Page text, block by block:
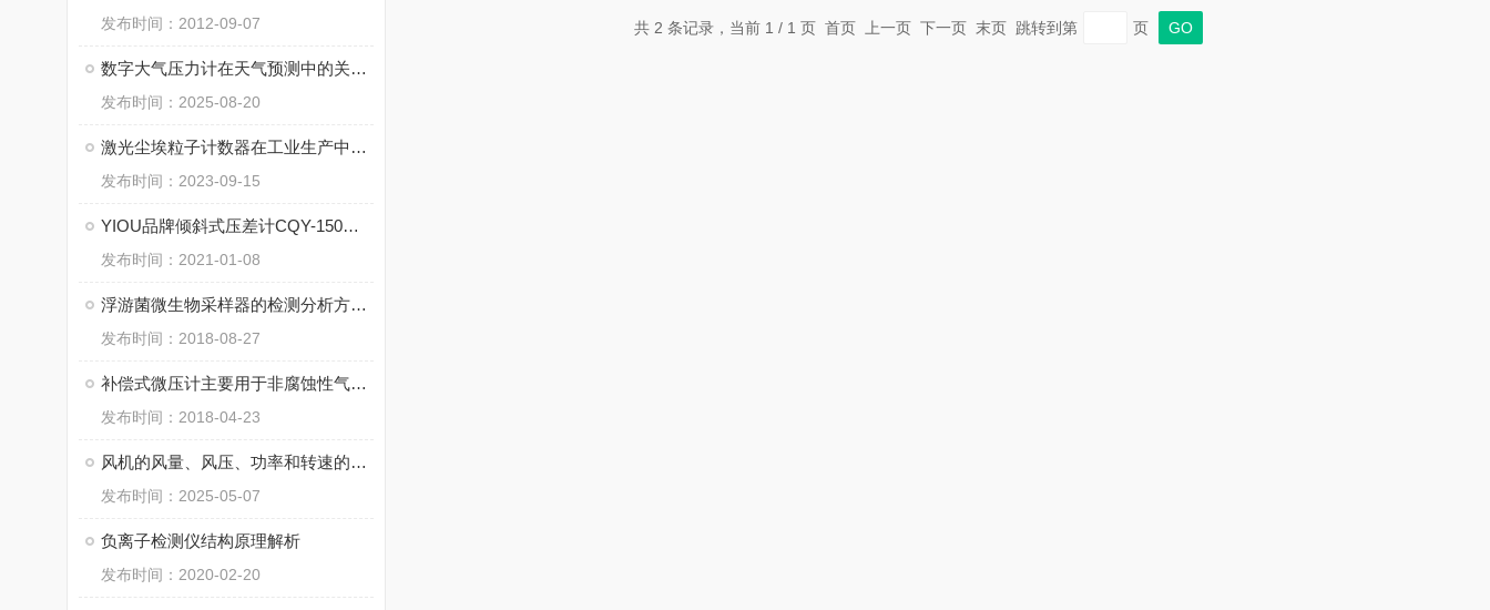
发布时间：2012-09-07
数字大气压力计在天气预测中的关键角色
发布时间：2025-08-20
激光尘埃粒子计数器在工业生产中的应用
发布时间：2023-09-15
YIOU品牌倾斜式压差计CQY-150参数
发布时间：2021-01-08
浮游菌微生物采样器的检测分析方式原来是这样的
发布时间：2018-08-27
补偿式微压计主要用于非腐蚀性气体微小压力量值的传递
发布时间：2018-04-23
风机的风量、风压、功率和转速的关系及相关计算公式
发布时间：2025-05-07
负离子检测仪结构原理解析
发布时间：2020-02-20
共 2 条记录，当前 1 / 1 页 首页 上一页 下一页 末页 跳转到第 页